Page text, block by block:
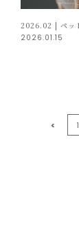
2026.01.15
< 1